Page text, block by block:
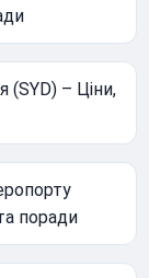
(SYD) – Ціни,
поради